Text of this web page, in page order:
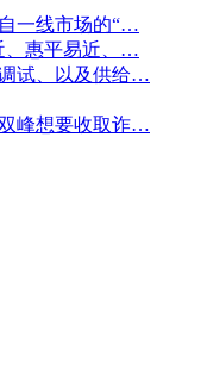
一线市场的“…
、惠平易近、…
试、以及供给…
峰想要收取诈…